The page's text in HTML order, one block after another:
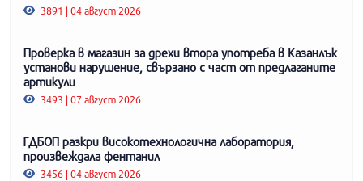
3891 | 04 август 2026
Проверка в магазин за дрехи втора употреба в Казанлък
установи нарушение, свързано с част от предлаганите
артикули
3493 | 07 август 2026
ГДБОП разкри високотехнологична лаборатория,
произвеждала фентанил
3456 | 04 август 2026